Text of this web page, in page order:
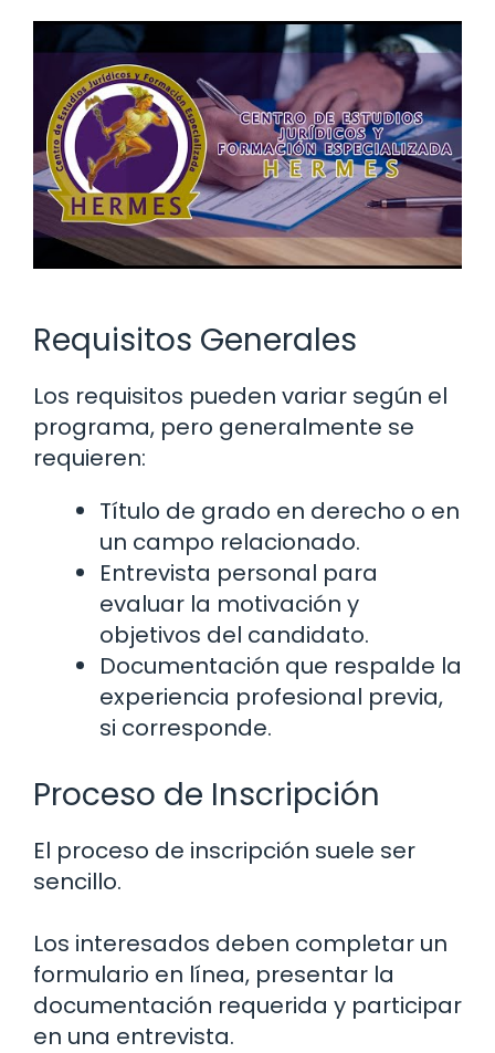
Requisitos Generales
Los requisitos pueden variar según el
programa, pero generalmente se
requieren:
Título de grado en derecho o en
un campo relacionado.
Entrevista personal para
evaluar la motivación y
objetivos del candidato.
Documentación que respalde la
experiencia profesional previa,
si corresponde.
Proceso de Inscripción
El proceso de inscripción suele ser
sencillo.
Los interesados deben completar un
formulario en línea, presentar la
documentación requerida y participar
en una entrevista.